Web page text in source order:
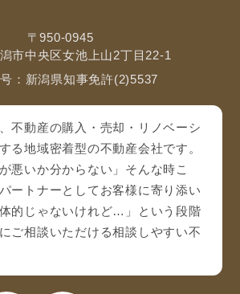
〒950-0945
市中央区女池上山2丁目22-1
：新潟県知事免許(2)5537
不動産の購入・売却・リノベーシ
る地域密着型の不動産会社です。
悪いか分からない」そんな時こ
ートナーとしてお客様に寄り添い
的じゃないけれど…」という段階
ご相談いただける相談しやすい不